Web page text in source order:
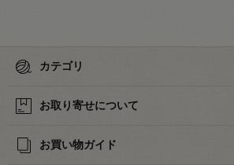
カテゴリ
お取り寄せについて
お買い物ガイド